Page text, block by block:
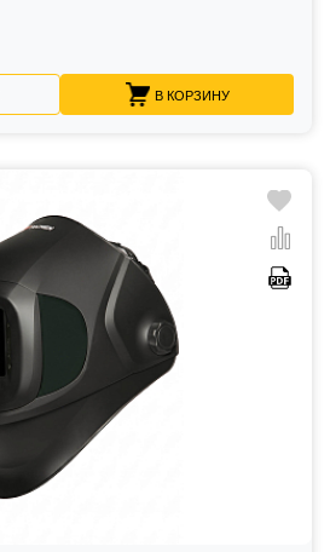
В КОРЗИНУ